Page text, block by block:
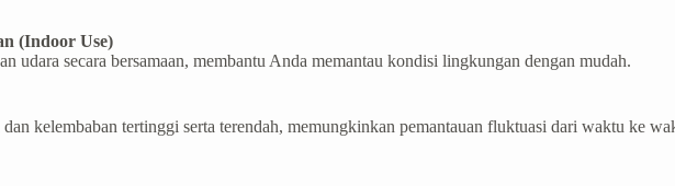
(Indoor Use)
udara secara bersamaan, membantu Anda memantau kondisi lingkungan dengan mudah.
kelembaban tertinggi serta terendah, memungkinkan pemantauan fluktuasi dari waktu ke